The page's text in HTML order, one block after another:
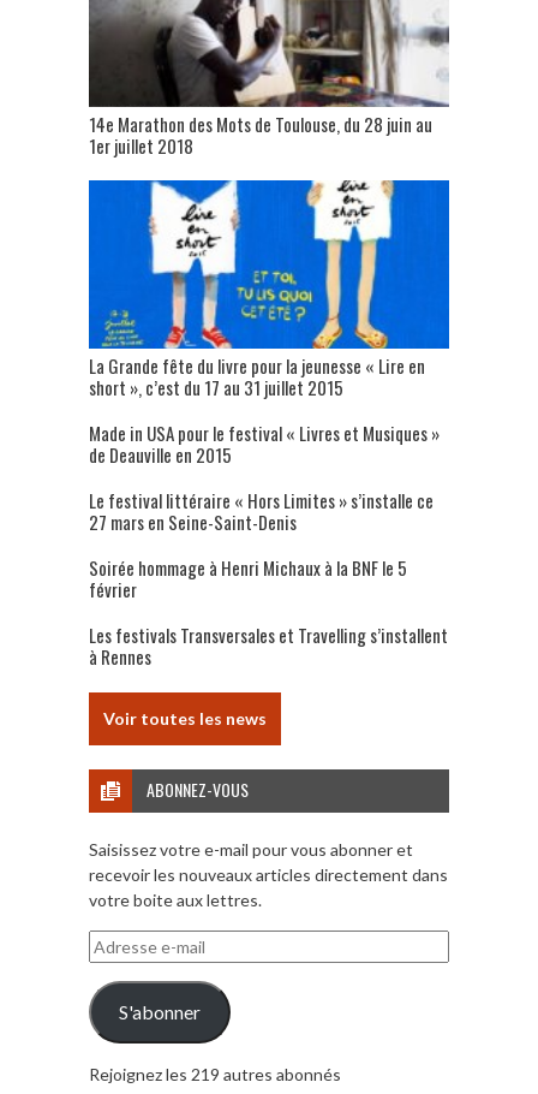
14e Marathon des Mots de Toulouse, du 28 juin au
1er juillet 2018
La Grande fête du livre pour la jeunesse « Lire en
short », c’est du 17 au 31 juillet 2015
Made in USA pour le festival « Livres et Musiques »
de Deauville en 2015
Le festival littéraire « Hors Limites » s’installe ce
27 mars en Seine-Saint-Denis
Soirée hommage à Henri Michaux à la BNF le 5
février
Les festivals Transversales et Travelling s’installent
à Rennes
Voir toutes les news
ABONNEZ-VOUS
Saisissez votre e-mail pour vous abonner et
recevoir les nouveaux articles directement dans
votre boite aux lettres.
Adresse
e-
mail
S'abonner
Rejoignez les 219 autres abonnés